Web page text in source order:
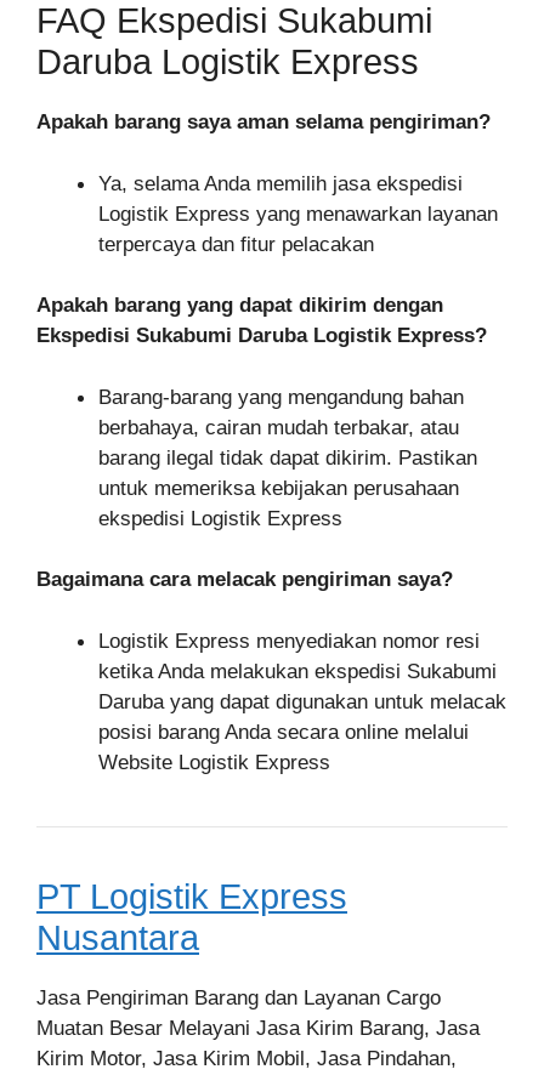
FAQ Ekspedisi Sukabumi
Daruba Logistik Express
Apakah barang saya aman selama pengiriman?
Ya, selama Anda memilih jasa ekspedisi
Logistik Express yang menawarkan layanan
terpercaya dan fitur pelacakan
Apakah barang yang dapat dikirim dengan
Ekspedisi Sukabumi Daruba Logistik Express?
Barang-barang yang mengandung bahan
berbahaya, cairan mudah terbakar, atau
barang ilegal tidak dapat dikirim. Pastikan
untuk memeriksa kebijakan perusahaan
ekspedisi Logistik Express
Bagaimana cara melacak pengiriman saya?
Logistik Express menyediakan nomor resi
ketika Anda melakukan ekspedisi Sukabumi
Daruba yang dapat digunakan untuk melacak
posisi barang Anda secara online melalui
Website Logistik Express
PT Logistik Express
Nusantara
Jasa Pengiriman Barang dan Layanan Cargo
Muatan Besar Melayani Jasa Kirim Barang, Jasa
Kirim Motor, Jasa Kirim Mobil, Jasa Pindahan,